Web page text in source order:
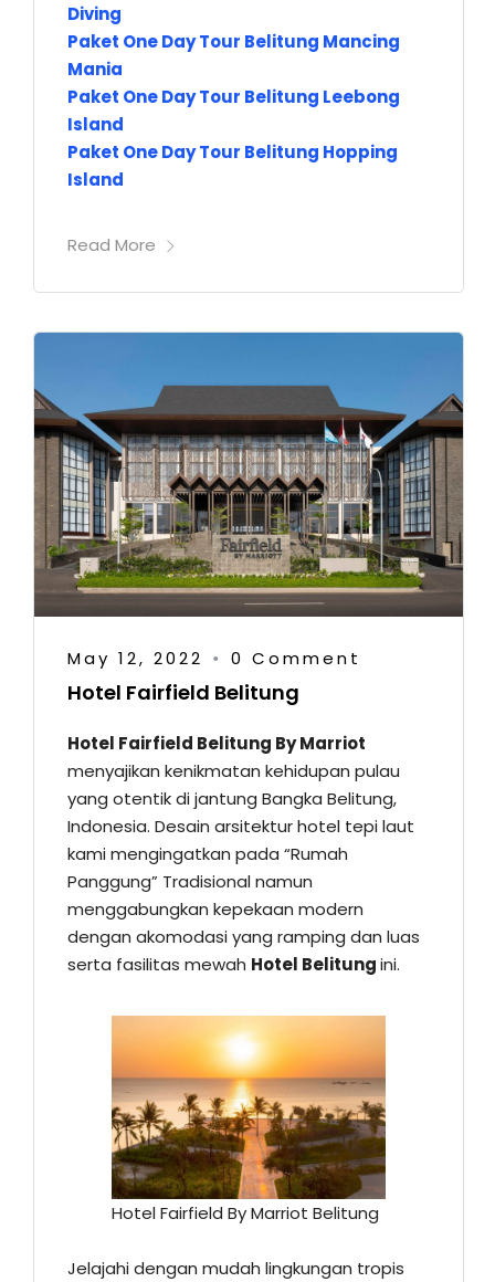
Diving
Paket One Day Tour Belitung Mancing
Mania
Paket One Day Tour Belitung Leebong
Island
Paket One Day Tour Belitung Hopping
Island
Read More
May 12, 2022 • 0 Comment
Hotel Fairfield Belitung
Hotel Fairfield Belitung By Marriot
menyajikan kenikmatan kehidupan pulau
yang otentik di jantung Bangka Belitung,
Indonesia. Desain arsitektur hotel tepi laut
kami mengingatkan pada “Rumah
Panggung” Tradisional namun
menggabungkan kepekaan modern
dengan akomodasi yang ramping dan luas
serta fasilitas mewah Hotel Belitungini.
Hotel Fairfield By Marriot Belitung
Jelajahi dengan mudah lingkungan tropis